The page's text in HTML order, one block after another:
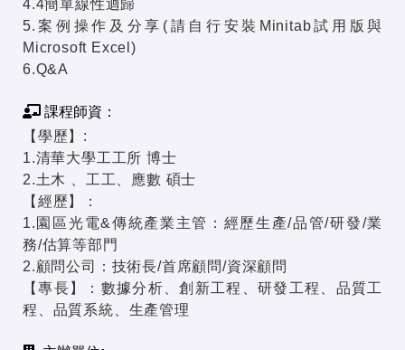
4.4簡單線性迴歸
5.案例操作及分享(請自行安裝Minitab試用版與
Microsoft Excel)
6.Q&A
課程師資：
【學歷】:
1.清華大學工工所 博士
2.土木 、工工、應數 碩士
【經歷】：
1.園區光電&傳統產業主管：經歷生產/品管/研發/業
務/估算等部門
2.顧問公司：技術長/首席顧問/資深顧問
【專長】：數據分析、創新工程、研發工程、品質工
程、品質系統、生產管理